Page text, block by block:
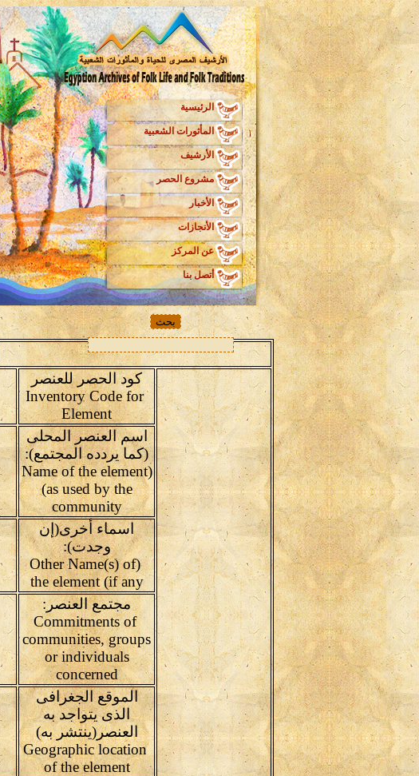
الرئيسية
المأثورات الشعبية
الأرشيف
مشروع الحصر
الأخبار
الأنجازات
عن المركز
أتصل بنا
كود الحصر للعنصر
Inventory Code for
Element
اسم العنصر المحلى
(كما يردده المجتمع):
(Name of the element
(as used by the
community
اسماء أخرى(إن
وجدت):
(Other Name(s) of
the element (if any
مجتمع العنصر:
Commitments of
communities, groups
or individuals
concerned
الموقع الجغرافى
الذى يتواجد به
العنصر(ينتشر به)
Geographic location
of the element